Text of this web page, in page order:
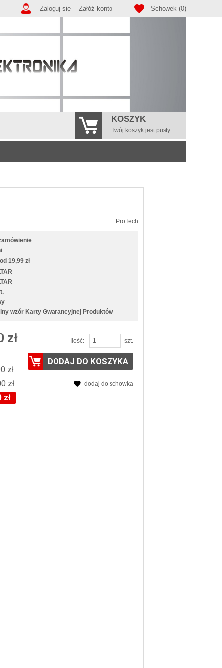
Schowek (0)
Zaloguj się Załóż konto
KOSZYK
Twój koszyk jest pusty ...
ProTech
od 19,99 zł
wzór Karty Gwarancyjnej Produktów
zł
zł
zł
zł
Ilość: szt.
DODAJ DO KOSZYKA
dodaj do schowka